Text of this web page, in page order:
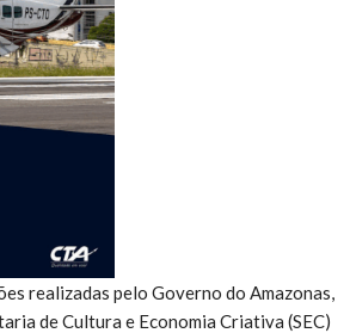
realizadas pelo Governo do Amazonas,
de Cultura e Economia Criativa (SEC)